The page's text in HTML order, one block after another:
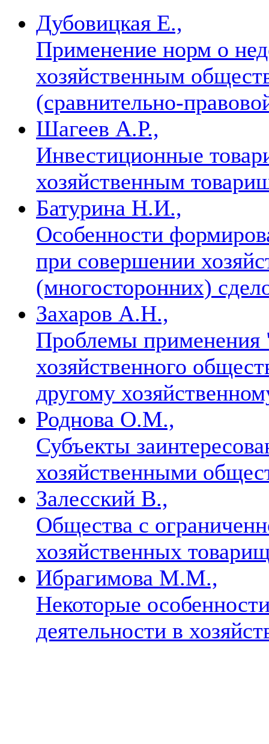
Дубовицкая Е.,
Применение норм о
хозяйственным
(сравнительно-
Шагеев А.Р.,
Инвестиционные
хозяйственным
Батурина Н.И.,
Особенности
при совершении
(многосторонних)
Захаров А.Н.,
Проблемы применения
хозяйственного
другому
Роднова О.М.,
Субъекты
хозяйственными
Залесский В.,
Общества с
хозяйственных
Ибрагимова М.М.,
Некоторые
деятельности в